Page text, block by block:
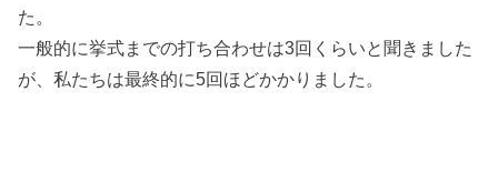
た。
一般的に挙式までの打ち合わせは3回くらいと聞きました
が、私たちは最終的に5回ほどかかりました。